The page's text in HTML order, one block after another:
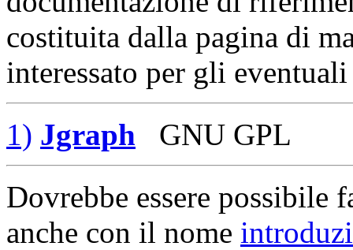
costituita dalla pagina di
interessato per gli
1) Jgraph GNU GPL
Dovrebbe essere possibile
anche con il nome